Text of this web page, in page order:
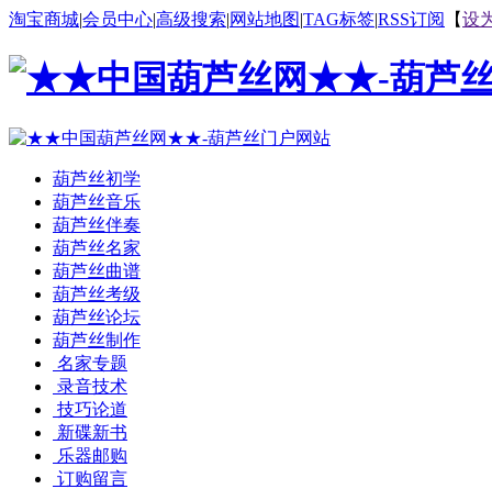
淘宝商城|会员中心|高级搜索|网站地图|TAG标签|RSS订阅 【设
葫芦丝初学
葫芦丝音乐
葫芦丝伴奏
葫芦丝名家
葫芦丝曲谱
葫芦丝考级
葫芦丝论坛
葫芦丝制作
名家专题
录音技术
技巧论道
新碟新书
乐器邮购
订购留言